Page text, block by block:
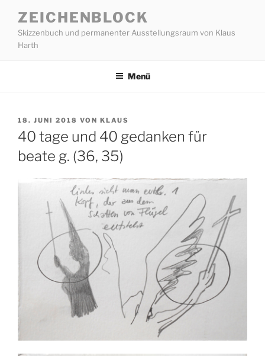
Inhalt
springen
ZEICHENBLOCK
Skizzenbuch und permanenter Ausstellungsraum von Klaus
Harth
Menü
VERÖFFENTLICHT
AM
18. JUNI 2018 VON KLAUS
40 tage und 40 gedanken für
beate g. (36, 35)